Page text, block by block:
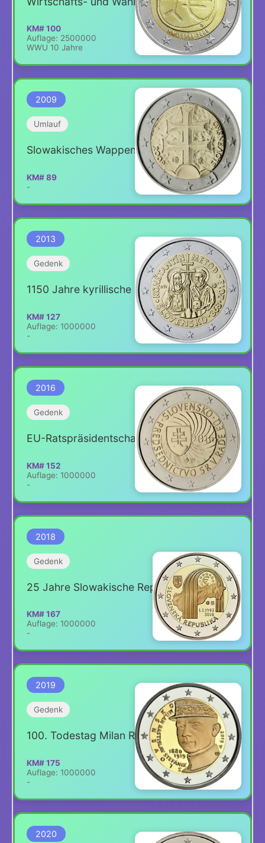
KM# 100
Auflage: 2500000
WWU 10 Jahre
2009
Umlauf
Slowakisches Wappen
KM# 89
-
2013
Gedenk
1150 Jahre kyrillische Schrift
KM# 127
Auflage: 1000000
-
2016
Gedenk
EU-Ratspräsidentschaft
KM# 152
Auflage: 1000000
-
2018
Gedenk
25 Jahre Slowakische Republik
KM# 167
Auflage: 1000000
-
2019
Gedenk
100. Todestag Milan Rastislav Štefánik
KM# 175
Auflage: 1000000
-
2020